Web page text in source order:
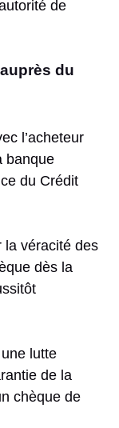
de
du
l’acheteur
banque
du Crédit
la véracité des
dès la
lutte
de la
chèque de